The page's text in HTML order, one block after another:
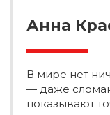
Анна
В мире нет
— даже
показывают